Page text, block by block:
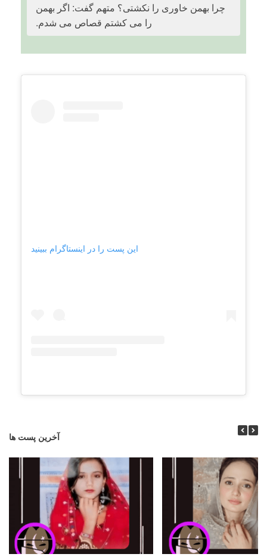
چرا بهمن خاوری را نکشتی؟ متهم گفت: اگر بهمن
را می کشتم قصاص می شدم.
این پست را در اینستاگرام ببینید
آخرین پست ها